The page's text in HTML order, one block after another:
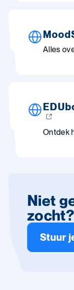
Alles
Ontdek
Niet
zocht?
Stuur